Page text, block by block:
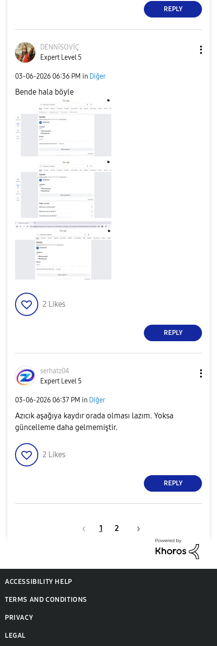
REPLY
DENNİSOVİÇ
Expert Level 5
‎03-06-2026 06:36 PM in Diğer
Bende hala böyle
2 Likes
REPLY
serhatz04
Expert Level 5
‎03-06-2026 06:37 PM in Diğer
Azıcık aşağıya kaydır orada olması lazım. Yoksa
güncelleme daha gelmemiştir.
2 Likes
REPLY
1 2
ACCESSIBILITY HELP
TERMS AND CONDITIONS
PRIVACY
LEGAL